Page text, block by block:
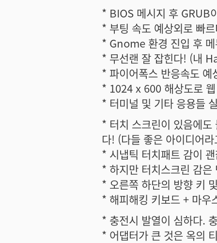
* BIOS 메시지 후 GRUB
* 부팅 속도 예상외로 빠
* Gnome 환경 진입 후
* 무선랜 잘 잡힌다! (내
* 파이어폭스 반응속도
* 1024 x 600 해상도로
* 터미널 및 기타 응용들
* 터치 스크린이 있음에
다! (다들 좋은 아이디어
* 시냅틱 터치패트 감이
* 하지만 터치스크린 감은
* 오른쪽 하단의 방향 키
* 해피해킹 키보드 + 마우
* 충전시 발열이 심하다.
* 어댑터가 큰 것은 옥의